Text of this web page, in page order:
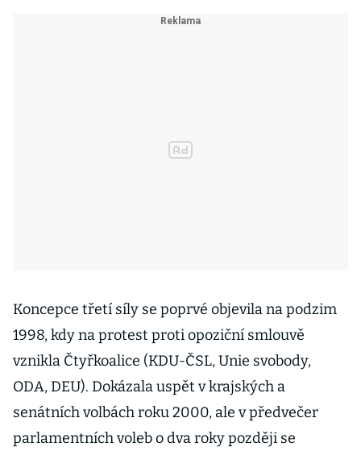
Koncepce třetí síly se poprvé objevila na podzim
1998, kdy na protest proti opoziční smlouvě
vznikla Čtyřkoalice (KDU-ČSL, Unie svobody,
ODA, DEU). Dokázala uspět v krajských a
senátních volbách roku 2000, ale v předvečer
parlamentních voleb o dva roky později se